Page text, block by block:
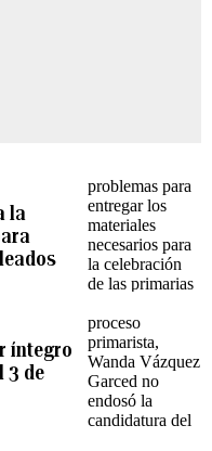
la
íntegro
3 de